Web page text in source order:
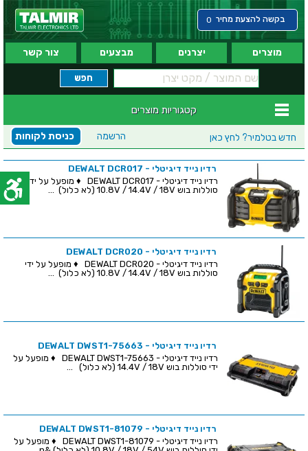
בקשה להצעת מחיר 0
מוצרים יצרנים מבצעים צור קשר
קטגוריות מוצרים
חדש בטלמיר? לחץ כאן כניסת לקוחות הרשמה
רדיו נייד דיגיטלי - DEWALT DCR017
רדיו נייד דיגיטלי - DEWALT DCR017 ♦ מופעל על ידי
סוללות בוש 10.8V / 14.4V / 18V (לא כלול) ...
רדיו נייד דיגיטלי - DEWALT DCR020
רדיו נייד דיגיטלי - DEWALT DCR020 ♦ מופעל על ידי
סוללות בוש 10.8V / 14.4V / 18V (לא כלול) ...
רדיו נייד דיגיטלי - DEWALT DWST1-75663
רדיו נייד דיגיטלי - DEWALT DWST1-75663 ♦ מופעל על
ידי סוללות בוש 14.4V / 18V (לא כלול) ...
רדיו נייד דיגיטלי - DEWALT DWST1-81079
רדיו נייד דיגיטלי - DEWALT DWST1-81079 ♦ מופעל על